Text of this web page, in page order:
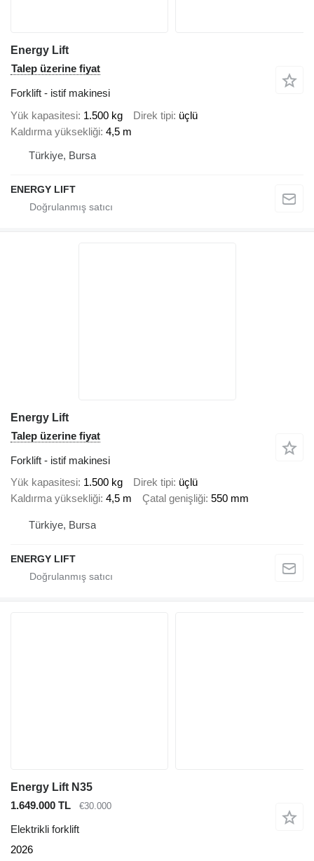
Energy Lift
Talep üzerine fiyat
Forklift - istif makinesi
Yük kapasitesi 1.500 kg Direk tipi üçlü
Kaldırma yüksekliği 4,5 m
Türkiye, Bursa
ENERGY LIFT
Energy Lift
Talep üzerine fiyat
Forklift - istif makinesi
Yük kapasitesi 1.500 kg Direk tipi üçlü
Kaldırma yüksekliği 4,5 m Çatal genişliği 550 mm
Türkiye, Bursa
ENERGY LIFT
Energy Lift N35
1.649.000 TL
€30.000
Elektrikli forklift
2026